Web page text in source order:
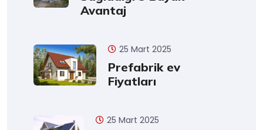
Avantaj
25 Mart 2025
Prefabrik ev
Fiyatları
25 Mart 2025